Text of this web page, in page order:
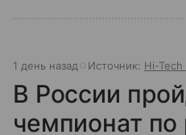
1 день назад Источник: Hi-Tech
В России
чемпионат по